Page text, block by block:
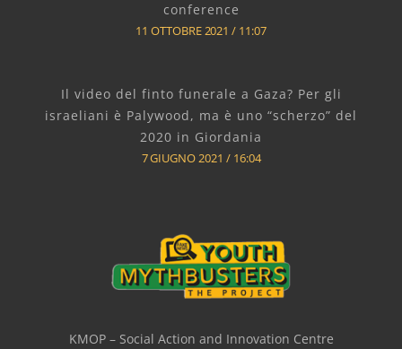
conference
11 OTTOBRE 2021 11:07
Il video del finto funerale a Gaza? Per gli
israeliani è Palywood, ma è uno “scherzo” del
2020 in Giordania
7 GIUGNO 2021 16:04
KMOP – Social Action and Innovation Centre